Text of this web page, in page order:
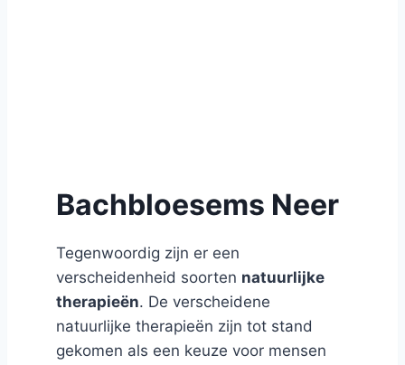
Bachbloesems Neer
Tegenwoordig zijn er een
verscheidenheid soorten natuurlijke
therapieën. De verscheidene
natuurlijke therapieën zijn tot stand
gekomen als een keuze voor mensen